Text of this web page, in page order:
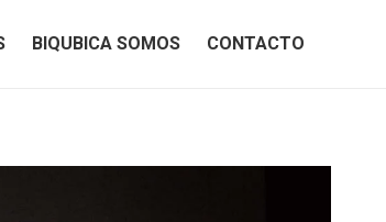
BIQUBICA SOMOS CONTACTO
BIQUBICA SOMOS CONTACTO